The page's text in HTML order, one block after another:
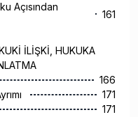
Açısından
161
İLİŞKİ, HUKUKA
166
171
171